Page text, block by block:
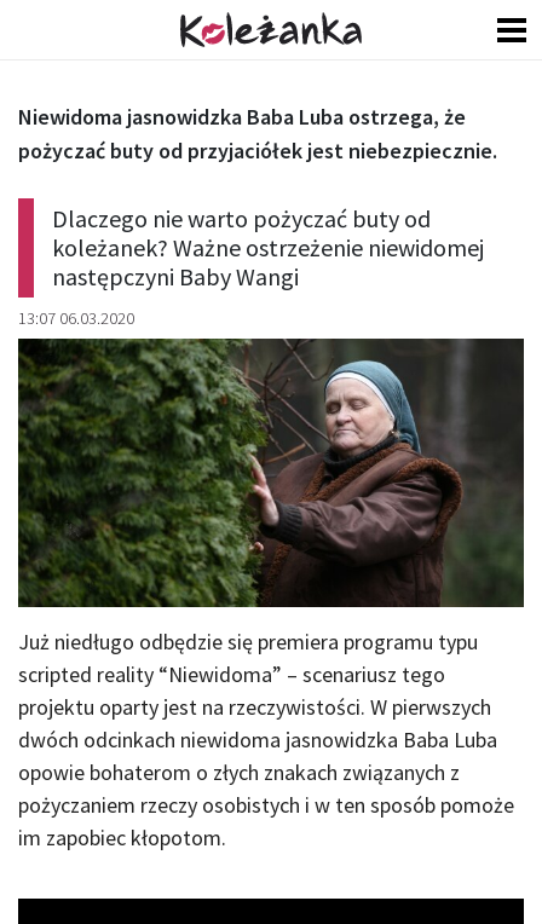
Dlaczego nie warto pożyczać buty od
koleżanek? Ważne ostrzeżenie niewidomej
następczyni Baby Wangi
13:07 06.03.2020
Niewidoma jasnowidzka Baba Luba ostrzega, że
pożyczać buty od przyjaciółek jest niebezpiecznie.
Już niedługo odbędzie się premiera programu typu
scripted reality “Niewidoma” – scenariusz tego
projektu oparty jest na rzeczywistości. W pierwszych
dwóch odcinkach niewidoma jasnowidzka Baba Luba
opowie bohaterom o złych znakach związanych z
pożyczaniem rzeczy osobistych i w ten sposób pomoże
im zapobiec kłopotom.